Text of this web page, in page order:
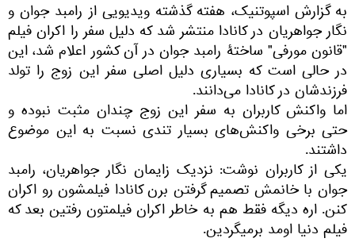
به گزارش اسپوتنیک، هفته گذشته ویدیویی از رامبد جوان و
نگار جواهریان در کانادا منتشر شد که دلیل سفر را اکران فیلم
"قانون مورفی" ساختۀ رامبد جوان در آن کشور اعلام شد، این
در حالی است که بسیاری دلیل اصلی سفر این زوج را تولد
فرزندشان در کانادا می‌دانند.
اما واکنش کاربران به سفر این زوج چندان مثبت نبوده و
حتی برخی واکنش‌های بسیار تندی نسبت به این موضوع
داشتند.
یکی از کاربران نوشت: نزدیک زایمان نگار جواهریان، رامبد
جوان با خانمش تصمیم گرفتن برن کانادا فیلمشون رو اکران
کنن. اره دیگه فقط هم به خاطر اکران فیلمتون رفتین بعد که
فیلم دنیا اومد برمیگردین.